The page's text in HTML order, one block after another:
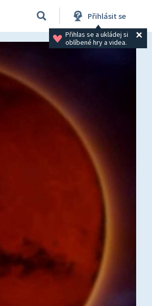
Přihlásit se
Přihlas se a ukládej si
oblíbené hry a videa.